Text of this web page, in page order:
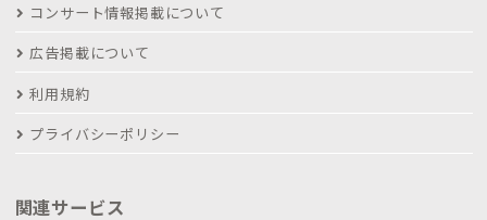
コンサート情報掲載について
広告掲載について
利用規約
プライバシーポリシー
関連サービス